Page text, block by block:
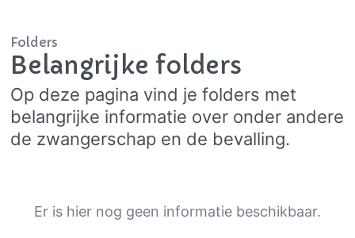
Folders
Belangrijke folders
Op deze pagina vind je folders met
belangrijke informatie over onder andere
de zwangerschap en de bevalling.
Er is hier nog geen informatie beschikbaar.